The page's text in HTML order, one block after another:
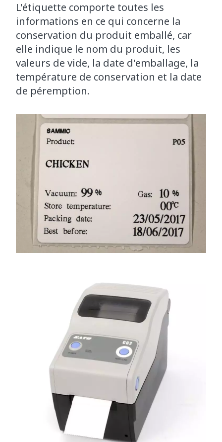
L'étiquette comporte toutes les
informations en ce qui concerne la
conservation du produit emballé, car
elle indique le nom du produit, les
valeurs de vide, la date d'emballage, la
température de conservation et la date
de péremption.